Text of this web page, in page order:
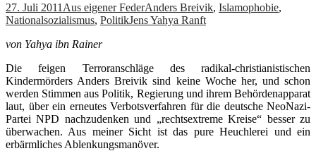
27. Juli 2011 Aus eigener FederAnders Breivik, Islamophobie,
Nationalsozialismus, PolitikJens Yahya Ranft
von Yahya ibn Rainer
Die feigen Terroranschläge des radikal-christianistischen
Kindermörders Anders Breivik sind keine Woche her, und schon
werden Stimmen aus Politik, Regierung und ihrem Behördenapparat
laut, über ein erneutes Verbotsverfahren für die deutsche NeoNazi-
Partei NPD nachzudenken und „rechtsextreme Kreise“ besser zu
überwachen. Aus meiner Sicht ist das pure Heuchlerei und ein
erbärmliches Ablenkungsmanöver.